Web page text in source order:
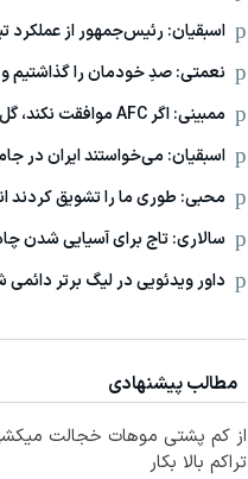
اسبقیان: رئیس‌جمهور از عملکرد
نعمتی: صدِ خودمان را گذاشتیم
ممبینی: اگر AFC موافقت نکند، گل‌گهر آسیایی می‌شود!
اسبقیان: می‌خواستند ایران در
محبی: طوری ما را تشویق کردند
سالاری: تاج برای آسیایی شدن
داور ویدئویی در لیگ برتر دائمی
مطالب پیشنهادی
از کم پشتی موهات خجالت
تراکم بالا بکار